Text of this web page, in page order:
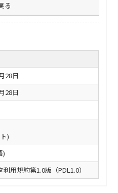
る
28日
28日
)
)
用規約第1.0版（PDL1.0）